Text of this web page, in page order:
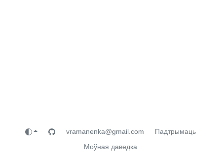
vramanenka@gmail.com
Падтрымаць
Моўная даведка